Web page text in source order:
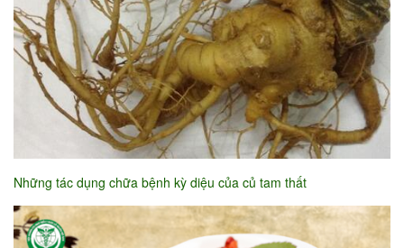
Những tác dụng chữa bệnh kỳ diệu của củ tam thất